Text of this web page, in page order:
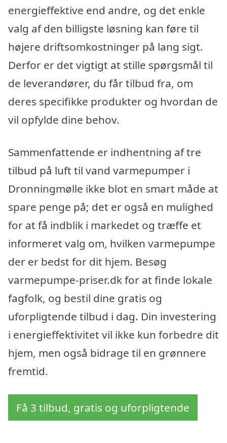
energieffektive end andre, og det enkle
valg af den billigste løsning kan føre til
højere driftsomkostninger på lang sigt.
Derfor er det vigtigt at stille spørgsmål til
de leverandører, du får tilbud fra, om
deres specifikke produkter og hvordan de
vil opfylde dine behov.
Sammenfattende er indhentning af tre
tilbud på luft til vand varmepumper i
Dronningmølle ikke blot en smart måde at
spare penge på; det er også en mulighed
for at få indblik i markedet og træffe et
informeret valg om, hvilken varmepumpe
der er bedst for dit hjem. Besøg
varmepumpe-priser.dk for at finde lokale
fagfolk, og bestil dine gratis og
uforpligtende tilbud i dag. Din investering
i energieffektivitet vil ikke kun forbedre dit
hjem, men også bidrage til en grønnere
fremtid.
Få 3 tilbud, gratis og uforpligtende